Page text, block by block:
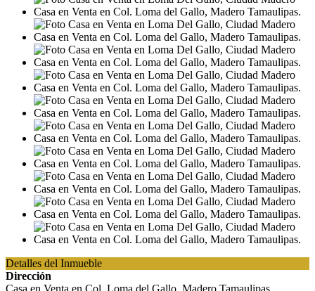
Detalles del Inmueble
Dirección
Casa en Venta en Col. Loma del Gallo, Madero Tamaulipas.